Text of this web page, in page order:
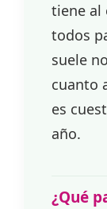
tiene al
todos
suele
cuanto
es
año.
¿Qué